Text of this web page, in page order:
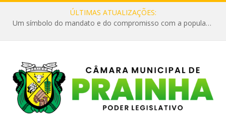
ÚLTIMAS ATUALIZAÇÕES:
Um símbolo do mandato e do compromisso com a população